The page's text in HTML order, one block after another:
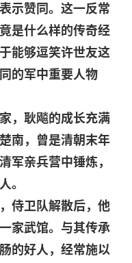
示赞同。这一反常
是什么样的传奇经
能够逗笑许世友这
的军中重要人物
，耿飚的成长充满
南，曾是清朝末年
军亲兵营中锤炼，
。
侍卫队解散后，他
家武馆。与其传承
的好人，经常施以